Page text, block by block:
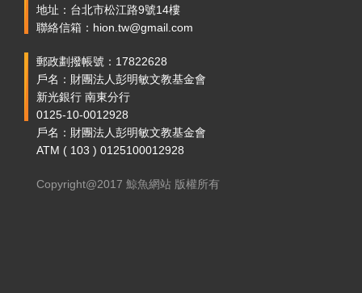
地址：台北市松江路9號14樓
聯絡信箱：hion.tw@gmail.com
郵政劃撥帳號：17822628
戶名：財團法人彭明敏文教基金會
新光銀行 南東分行
0125-10-0012928
戶名：財團法人彭明敏文教基金會
ATM ( 103 ) 0125100012928
Copyright@2017 鯨魚網站 版權所有